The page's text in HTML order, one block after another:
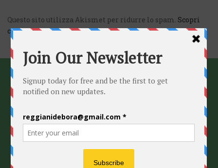
Questo sito utilizza Akismet per ridurre lo spam. Scopri
come vengono elaborati i dati derivati dai commenti.